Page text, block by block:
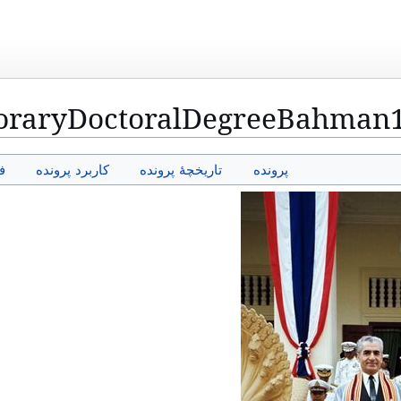
پرونده تاریخچهٔ پرونده کاربرد پرونده